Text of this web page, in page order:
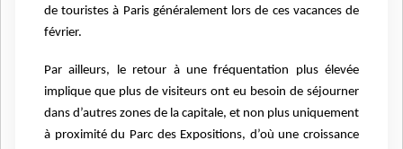
de touristes à Paris généralement lors de ces vacances de
février.
Par ailleurs, le retour à une fréquentation plus élevée
implique que plus de visiteurs ont eu besoin de séjourner
dans d’autres zones de la capitale, et non plus uniquement
à proximité du Parc des Expositions, d’où une croissance